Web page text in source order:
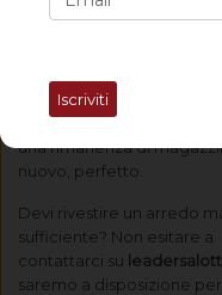
IDEALE PER:rivestimento
Questo scampolo di
sezione lo proponiamo ad
una rimanenza di
nuovo, perfetto.
Devi rivestire un arredo
sufficiente? Non esitare a
contattarci su
saremo a disposizione
Iscriviti